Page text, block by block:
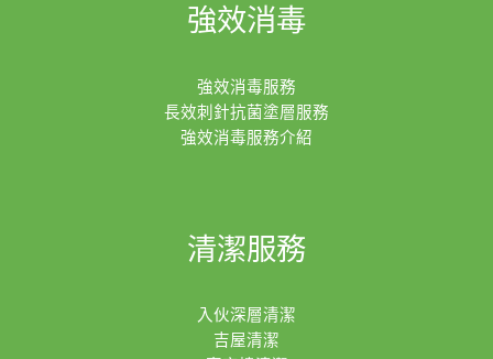
強效消毒
強效消毒服務
長效刺針抗菌塗層服務
強效消毒服務介紹
清潔服務
入伙深層清潔
吉屋清潔